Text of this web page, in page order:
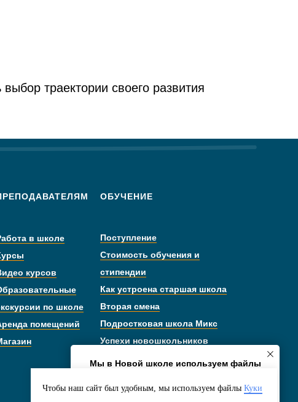
траектории своего развития
Мы в Новой школе используем файлы
ОБУЧЕНИЕ
в школе
курсов
по школе
помещений
Поступление
Стоимость обучения и
стипендии
Как устроена старшая школа
Вторая смена
Подростковая школа Микс
Успехи новошкольников
Чтобы наш сайт был удобным, мы используем файлы Куки